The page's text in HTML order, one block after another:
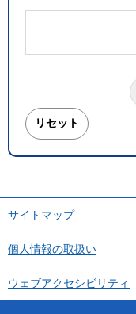
サイトマップ
個人情報の取扱い
ウェブアクセシビリティ